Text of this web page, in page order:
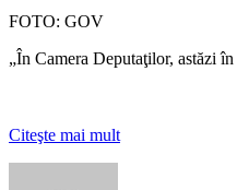
FOTO: GOV
„În Camera Deputaţilor, astăzi
Citeşte mai mult